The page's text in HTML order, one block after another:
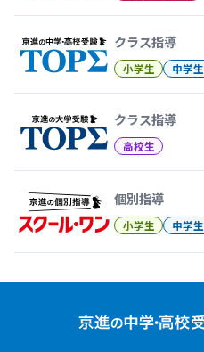
クラス指導
小学生 中学生
クラス指導
高校生
個別指導
小学生 中学生